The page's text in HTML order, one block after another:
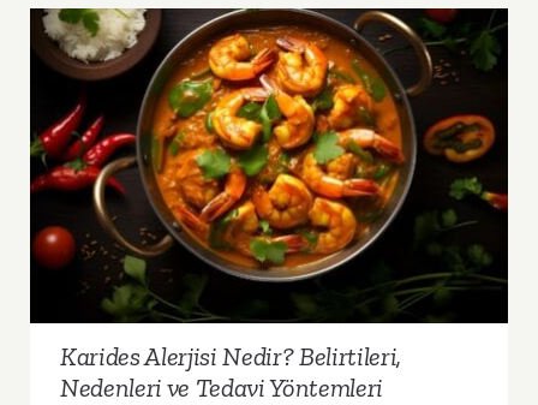
Karides Alerjisi Nedir? Belirtileri, Nedenleri ve
Tedavi Yöntemleri
Karides Alerjisi Nedir? Belirtileri,
Nedenleri ve Tedavi Yöntemleri